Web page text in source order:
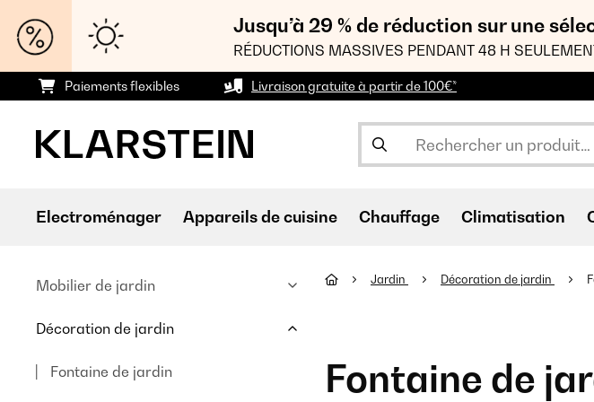
Jusqu’à 29 % de réduction sur une
RÉDUCTIONS MASSIVES PENDANT 48 H
Paiements flexibles Livraison gratuite à partir de 100€*
Electroménager Appareils de cuisine Chauffage Climatisation
Mobilier de jardin
Décoration de jardin
Fontaine de jardin
Jardin Décoration de jardin
Fontaine de